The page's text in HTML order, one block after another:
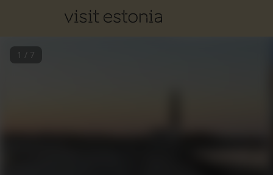
1 / 7